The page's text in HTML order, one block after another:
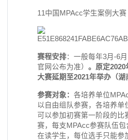
11中国MPAcc学生案例大赛
赛程安排：一般每年3月-6
官网公布为准） 。原定2020
大赛延期至2021年举办（湖
参赛对象： 各培养单位
以自由组队参赛，各培养单
可以参加初赛第一阶段的比
赛，每支MPAcc参赛队伍
在读学生，每位选手只能参